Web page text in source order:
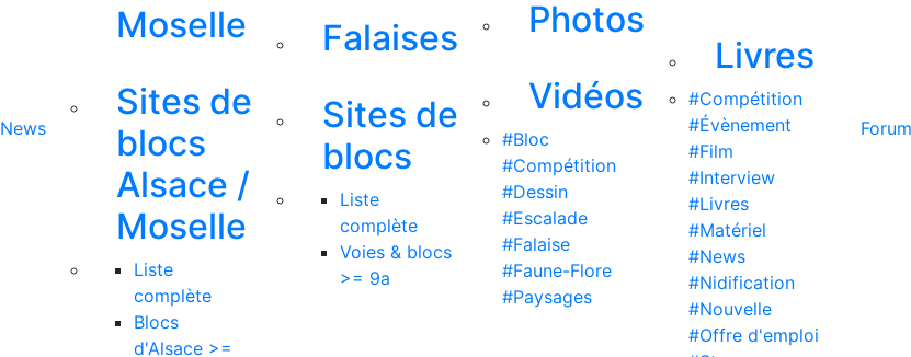
News
Moselle
Sites de
blocs
Alsace /
Moselle
Liste
complète
Blocs
d'Alsace >=
Falaises
Sites de
blocs
Liste
complète
Voies & blocs
>= 9a
Photos
Vidéos
#Bloc
#Compétition
#Dessin
#Escalade
#Falaise
#Faune-Flore
#Paysages
Livres
#Compétition
#Évènement
#Film
#Interview
#Livres
#Matériel
#News
#Nidification
#Nouvelle
#Offre d'emploi
Forum